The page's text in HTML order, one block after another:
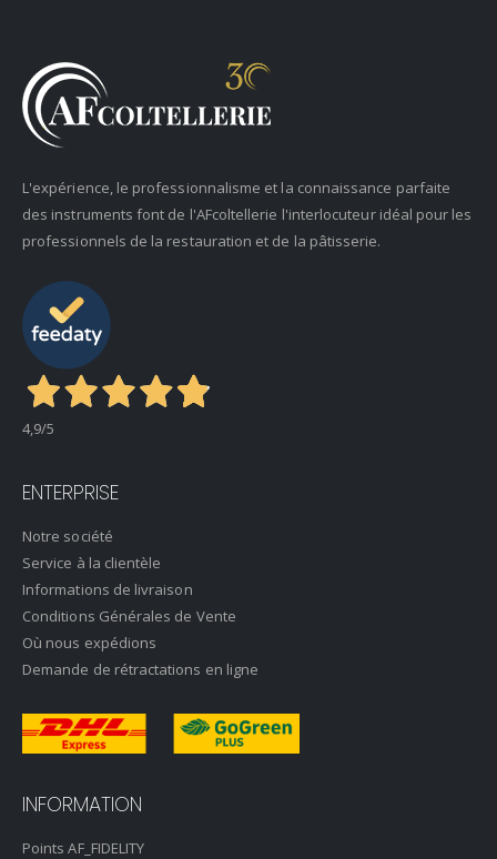
L'expérience, le professionnalisme et la connaissance parfaite
des instruments font de l'AFcoltellerie l'interlocuteur idéal pour les
professionnels de la restauration et de la pâtisserie.
4,9/5
ENTERPRISE
Notre société
Service à la clientèle
Informations de livraison
Conditions Générales de Vente
Où nous expédions
Demande de rétractations en ligne
INFORMATION
Points AF_FIDELITY